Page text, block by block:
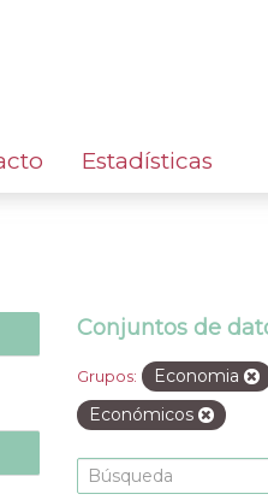
Estadísticas
Conjuntos de
Grupos: Economia
Económicos